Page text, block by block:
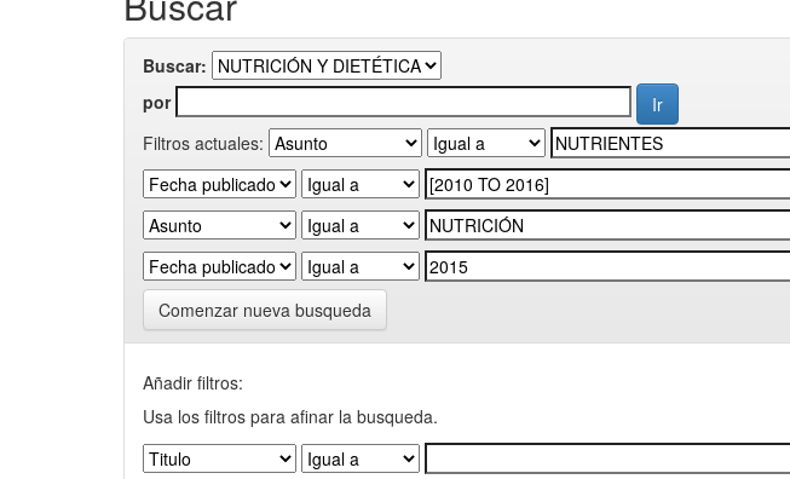
Buscar:
por
Filtros actuales:
Comenzar nueva busqueda
Añadir filtros:
Usa los filtros para afinar la busqueda.